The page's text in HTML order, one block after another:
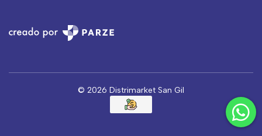
© 2026 Distrimarket San Gil